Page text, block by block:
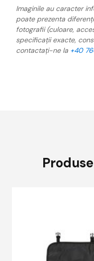
Imaginile au caracter
poate prezenta
fotografii (culoare,
specificații exacte,
contactați-ne la +40